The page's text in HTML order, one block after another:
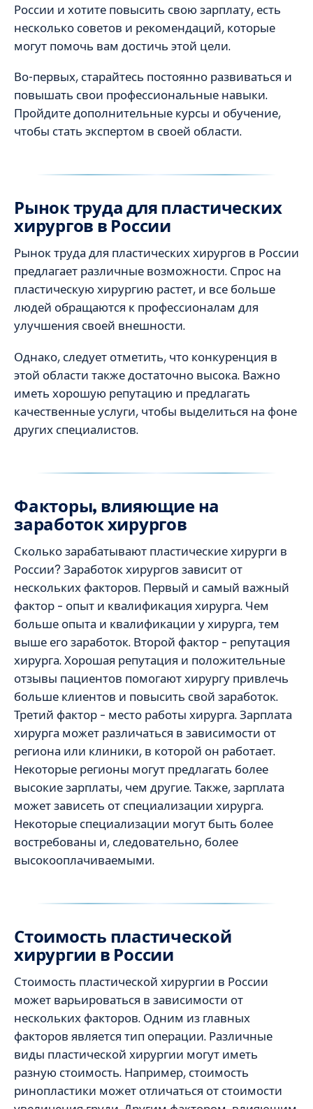
России и хотите повысить свою зарплату, есть
несколько советов и рекомендаций, которые
могут помочь вам достичь этой цели.
Во-первых, старайтесь постоянно развиваться и
повышать свои профессиональные навыки.
Пройдите дополнительные курсы и обучение,
чтобы стать экспертом в своей области.
Рынок труда для пластических
хирургов в России
Рынок труда для пластических хирургов в России
предлагает различные возможности. Спрос на
пластическую хирургию растет, и все больше
людей обращаются к профессионалам для
улучшения своей внешности.
Однако, следует отметить, что конкуренция в
этой области также достаточно высока. Важно
иметь хорошую репутацию и предлагать
качественные услуги, чтобы выделиться на фоне
других специалистов.
Факторы, влияющие на
заработок хирургов
Сколько зарабатывают пластические хирурги в
России? Заработок хирургов зависит от
нескольких факторов. Первый и самый важный
фактор – опыт и квалификация хирурга. Чем
больше опыта и квалификации у хирурга, тем
выше его заработок. Второй фактор – репутация
хирурга. Хорошая репутация и положительные
отзывы пациентов помогают хирургу привлечь
больше клиентов и повысить свой заработок.
Третий фактор – место работы хирурга. Зарплата
хирурга может различаться в зависимости от
региона или клиники, в которой он работает.
Некоторые регионы могут предлагать более
высокие зарплаты, чем другие. Также, зарплата
может зависеть от специализации хирурга.
Некоторые специализации могут быть более
востребованы и, следовательно, более
высокооплачиваемыми.
Стоимость пластической
хирургии в России
Стоимость пластической хирургии в России
может варьироваться в зависимости от
нескольких факторов. Одним из главных
факторов является тип операции. Различные
виды пластической хирургии могут иметь
разную стоимость. Например, стоимость
ринопластики может отличаться от стоимости